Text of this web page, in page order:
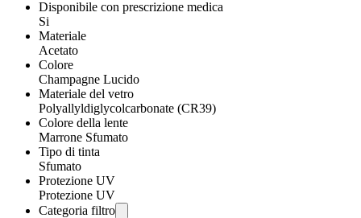
Disponibile con prescrizione medica
Si
Materiale
Acetato
Colore
Champagne Lucido
Materiale del vetro
Polyallyldiglycolcarbonate (CR39)
Colore della lente
Marrone Sfumato
Tipo di tinta
Sfumato
Protezione UV
Protezione UV
Categoria filtro